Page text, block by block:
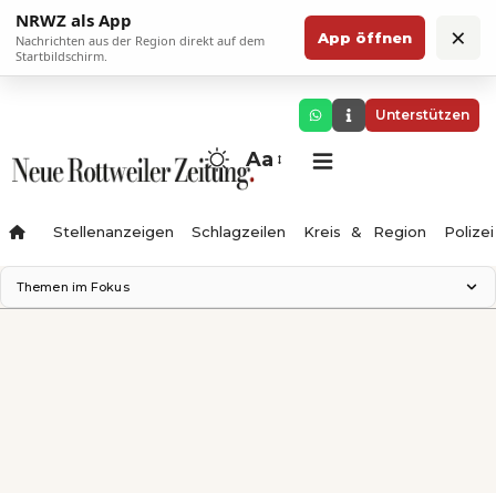
NRWZ als App
Nachrichten aus der Region direkt auf dem
Startbildschirm.
App öffnen ×
Unterstützen
Aa
Stellenanzeigen Schlagzeilen Kreis & Region Polizei
Themen im Fokus